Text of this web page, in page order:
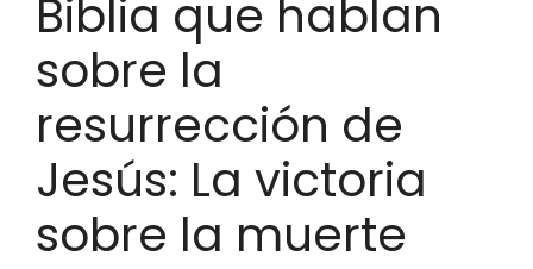
Biblia que hablan
sobre la
resurrección de
Jesús: La victoria
sobre la muerte